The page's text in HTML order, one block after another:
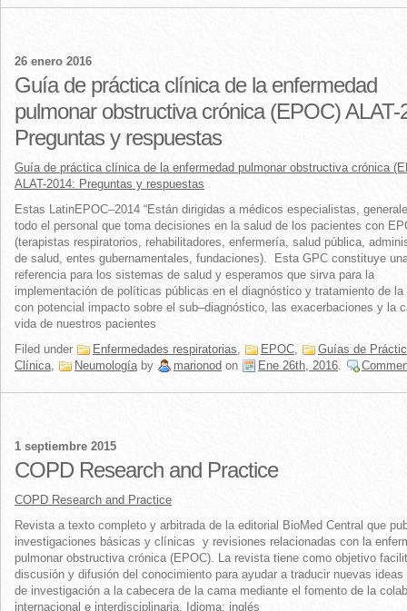
26 enero 2016
Guía de práctica clínica de la enfermedad
pulmonar obstructiva crónica (EPOC) ALAT-
Preguntas y respuestas
Guía de práctica clínica de la enfermedad pulmonar obstructiva crónica
ALAT-2014: Preguntas y respuestas
Estas LatinEPOC–2014 “Están dirigidas a médicos especialistas,
todo el personal que toma decisiones en la salud de los pacientes con
(terapistas respiratorios, rehabilitadores, enfermería, salud pública,
de salud, entes gubernamentales, fundaciones). Esta GPC constituye
referencia para los sistemas de salud y esperamos que sirva para la
implementación de políticas públicas en el diagnóstico y tratamiento de la
con potencial impacto sobre el sub–diagnóstico, las exacerbaciones y la
vida de nuestros pacientes
Filed under
Enfermedades respiratorias, EPOC,
Guías de
Clínica, Neumologíaby marionod on Ene 26th, 2016.
1 septiembre 2015
COPD Research and Practice
COPD Research and Practice
Revista a texto completo y arbitrada de la editorial BioMed Central que
investigaciones básicas y clínicas y revisiones relacionadas con la
pulmonar obstructiva crónica (EPOC). La revista tiene como objetivo
discusión y difusión del conocimiento para ayudar a traducir nuevas ideas
de investigación a la cabecera de la cama mediante el fomento de la
internacional e interdisciplinaria. Idioma: inglés